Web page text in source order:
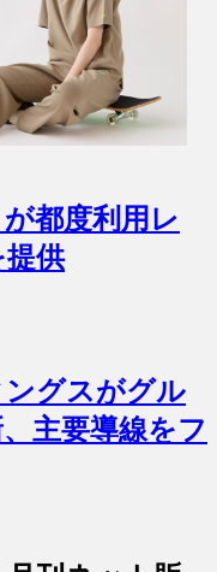
都度利用レ
供
グスがグル
主要導線をフ